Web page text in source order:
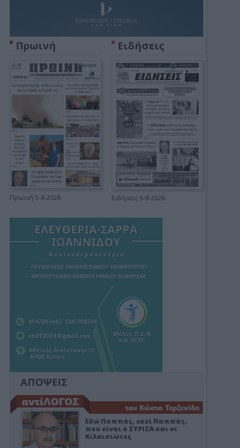
Πρωινή
Πρωινή 5-8-2026
Ειδήσεις
Ειδήσεις 5-8-2026
ΑΠΟΨΕΙΣ
Εδώ Παππάς, εκεί Παππάς,
που είναι ο ΣΥΡΙΖΑ και οι
Κιλκισιώτες